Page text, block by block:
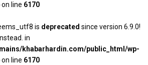
on line 6170
is deprecated since version 6.9.0!
in
khabarhardin.com/public_html/wp-
on line 6170